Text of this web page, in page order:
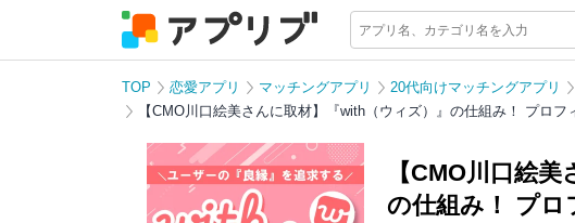
TOP 恋愛アプリ マッチングアプリ 20代向けマッチングアプリ
【CMO川口絵美さんに取材】『with（ウィズ）』の仕組み！ プロ
【CMO川口絵
の仕組み！ プロ